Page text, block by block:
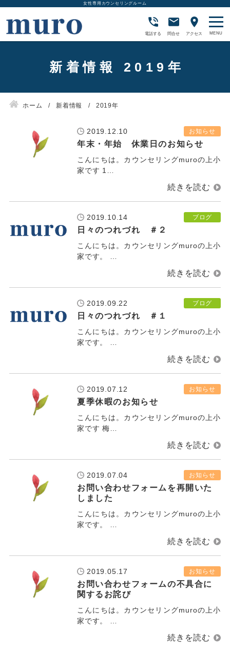
女性専用カウンセリングルーム
電話する 問合せ アクセス
新着情報 2019年
ホーム 新着情報 2019年
2019.12.10 お知らせ
年末・年始 休業日のお知らせ
こんにちは。カウンセリングmuroの上小
家です 1…
2019.10.14 ブログ
日々のつれづれ ＃２
こんにちは。カウンセリングmuroの上小
家です。 …
2019.09.22 ブログ
日々のつれづれ ＃１
こんにちは。カウンセリングmuroの上小
家です。 …
2019.07.12 お知らせ
夏季休暇のお知らせ
こんにちは。カウンセリングmuroの上小
家です 梅…
2019.07.04 お知らせ
お問い合わせフォームを再開いた
しました
こんにちは。カウンセリングmuroの上小
家です。 …
2019.05.17 お知らせ
お問い合わせフォームの不具合に
関するお詫び
こんにちは。カウンセリングmuroの上小
家です。 …